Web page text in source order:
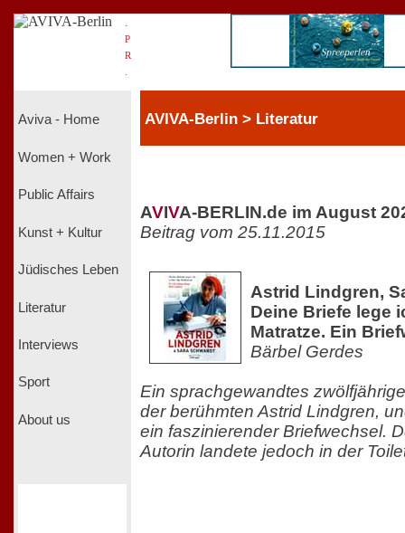
P
R
Aviva - Home
Women + Work
Public Affairs
Kunst + Kultur
Jüdisches Leben
Literatur
Interviews
Sport
About us
AVIVA-Berlin > Literatur
AVIVA-BERLIN.de im August
Beitrag vom 25.11.2015
Astrid Lindgren,
Deine Briefe lege
Matratze. Ein
Bärbel Gerdes
Ein sprachgewandtes
der berühmten Astrid Lindgren,
ein faszinierender Briefwechsel.
Autorin landete jedoch in der